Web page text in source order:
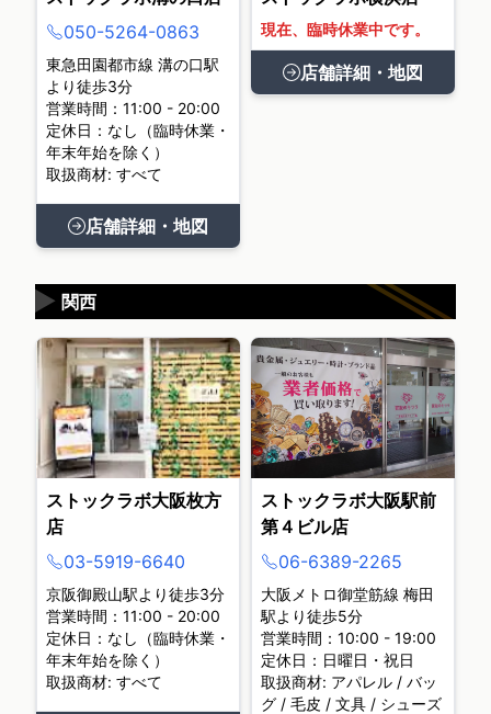
050-5264-0863
東急田園都市線 溝の口駅
より徒歩3分
営業時間：11:00 - 20:00
定休日：なし（臨時休業・
年末年始を除く）
取扱商材: すべて
店舗詳細・地図
現在、臨時休業中です。
店舗詳細・地図
関西
▶
ストックラボ大阪枚方
店
03-5919-6640
京阪御殿山駅より徒歩3分
営業時間：11:00 - 20:00
定休日：なし（臨時休業・
年末年始を除く）
取扱商材: すべて
ストックラボ大阪駅前
第４ビル店
06-6389-2265
大阪メトロ御堂筋線 梅田
駅より徒歩5分
営業時間：10:00 - 19:00
定休日：日曜日・祝日
取扱商材: アパレル / バッ
グ / 毛皮 / 文具 / シューズ